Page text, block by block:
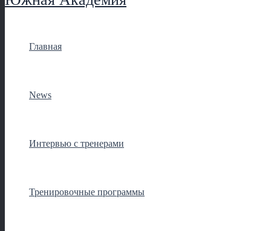
Главная
News
Интервью с тренерами
Тренировочные программы